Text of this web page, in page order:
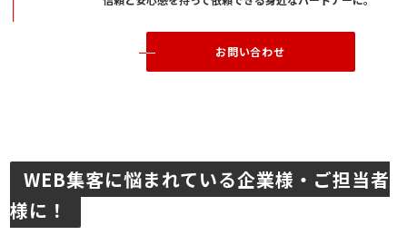
お問い合わせ
WEB集客に悩まれている企業様・ご担当者
様に！